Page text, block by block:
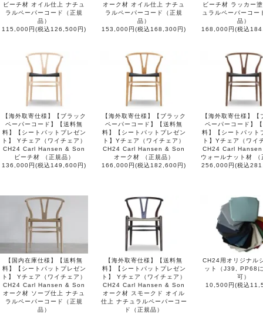
ビーチ材 オイル仕上 ナチュ
ラルペーパーコード（正規
品）
115,000円(税込126,500円)
オーク材 オイル仕上 ナチュ
ラルペーパーコード（正規
品）
153,000円(税込168,300円)
ビーチ材 ラッカー
ュラルペーパーコー
品）
168,000円(税込
【海外取寄仕様】【ブラック
ペーパーコード】【送料無
料】【シートパットプレゼン
ト】 Yチェア（ワイチェア）
CH24 Carl Hansen & Son
ビーチ材 （正規品）
136,000円(税込149,600円)
【海外取寄仕様】【ブラック
ペーパーコード】【送料無
料】【シートパットプレゼン
ト】Yチェア（ワイチェア）
CH24 Carl Hansen & Son
オーク材 （正規品）
166,000円(税込182,600円)
【海外取寄仕様】【
ペーパーコード】
料】【シートパット
ト】Yチェア（ワイ
CH24 Carl
ウォールナット材 （
256,000円(税込
【国内在庫仕様】【送料無
料】【シートパットプレゼン
ト】 Yチェア（ワイチェア）
CH24 Carl Hansen & Son
オーク材 ソープ仕上 ナチュ
ラルペーパーコード（正規
品）
【海外取寄仕様】【送料無
料】【シートパットプレゼン
ト】 Yチェア（ワイチェア）
CH24 Carl Hansen & Son
オーク材 スモークド オイル
仕上 ナチュラルペーパーコー
ド（正規品）
CH24用オリジナル
ット（J39, PP68
可）
10,500円(税込